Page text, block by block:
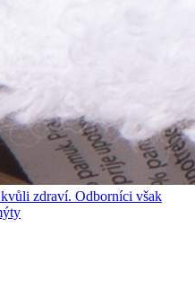
zdraví. Odborníci však